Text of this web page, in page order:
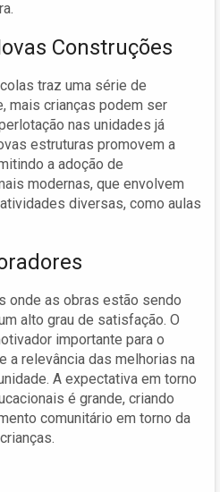
Construções
traz uma série de
mais crianças podem ser
nas unidades já
estruturas promovem a
a adoção de
modernas, que envolvem
diversas, como aulas
onde as obras estão sendo
alto grau de satisfação. O
importante para o
a relevância das melhorias na
A expectativa em torno
é grande, criando
comunitário em torno da